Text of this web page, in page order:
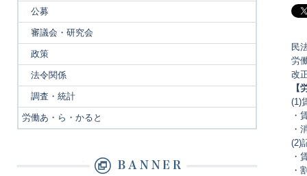
民
労
改
【
(1)
・
・
(2)
・
・
公募
審議会・研究会
政策
法令関係
調査・統計
労働あ・ら・かると